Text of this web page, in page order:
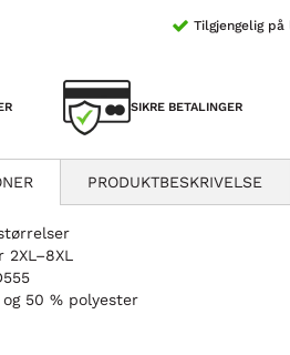
Tilgjengelig
SIKRE BETALINGER
PRODUKTBESKRIVELSE
50 % polyester